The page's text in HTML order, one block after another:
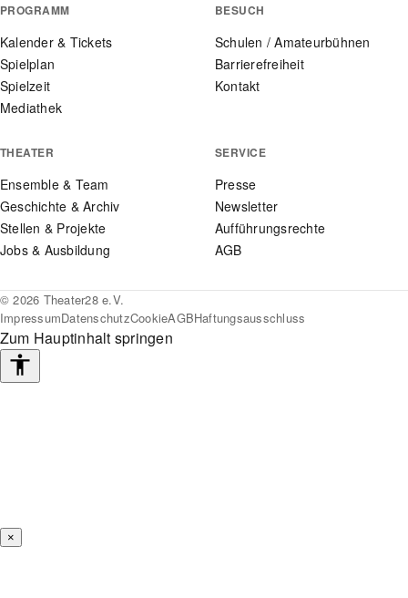
PROGRAMM
Kalender & Tickets
Spielplan
Spielzeit
Mediathek
BESUCH
Schulen / Amateurbühnen
Barrierefreiheit
Kontakt
THEATER
Ensemble & Team
Geschichte & Archiv
Stellen & Projekte
Jobs & Ausbildung
SERVICE
Presse
Newsletter
Aufführungsrechte
AGB
© 2026 Theater28 e.V.
ImpressumDatenschutzCookieAGBHaftungsausschluss
Zum Hauptinhalt springen
Barrierefreiheits-
×